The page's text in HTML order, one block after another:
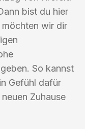
bist du hier
wir dir
So kannst
Gefühl dafür
Zuhause